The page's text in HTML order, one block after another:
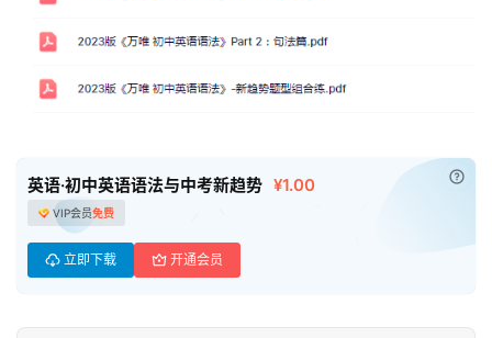
首
母
英语·初中英语语法与中考新趋势 ¥1.00
VIP会员免费
立即下载 开通会员